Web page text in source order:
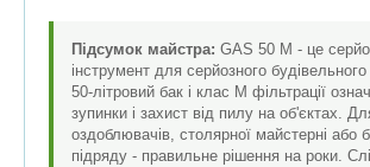
Підсумок майстра: GAS 50 M - це
інструмент для серйозного
50-літровий бак і клас M фільтрації
зупинки і захист від пилу на об'єктах.
оздоблювачів, столярної майстерні або
підряду - правильне рішення на роки.